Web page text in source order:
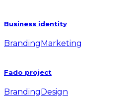
Business identity
BrandingMarketing
Fado project
Branding Design